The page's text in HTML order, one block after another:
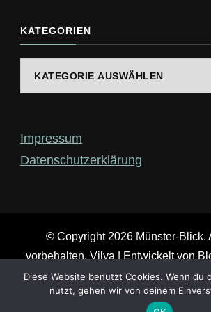
etwas?
KATEGORIEN
Impressum
Datenschutzerklärung
© Copyright 2026 Münster-Blick.
vorbehalten. Vilva | Entwickelt von
Präsentiert von
Diese Website benutzt Cookies. Wenn du
nutzt, gehen wir von deinem